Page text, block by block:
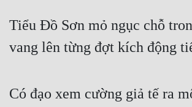
Tiểu Đồ Sơn mỏ ngục chỗ
vang lên từng đợt kích động
Có đạo xem cường giả tế ra